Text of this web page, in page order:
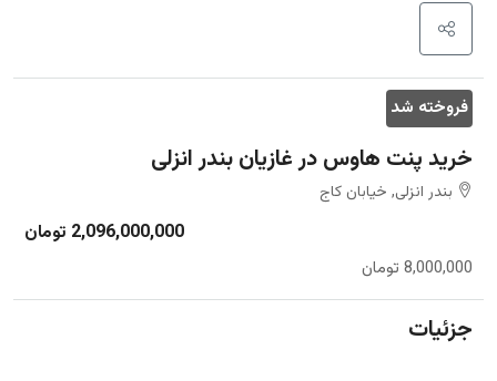
فروخته شد
خرید پنت هاوس در غازیان بندر انزلی
بندر انزلی, خیابان کاج
2,096,000,000 تومان
8,000,000 تومان
جزئیات